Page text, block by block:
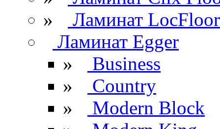
»
Ламинат LocFloor
Ламинат Egger
»
Business
»
Country
»
Modern Block